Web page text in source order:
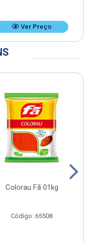
Ver Preço
Colorau Fã 01kg
Código: 65508